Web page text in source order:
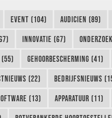
EVENT (104) AUDICIEN (89)
INNOVATIE (67)
(55) GEHOORBESCHERMING (41)
(22) BEDRIJFSNIEUWS
(13) APPARATUUR (11)